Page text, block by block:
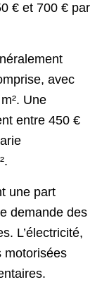
€ et 700 € par
avec
Une
entre 450 €
une part
demande des
L’électricité,
motorisées